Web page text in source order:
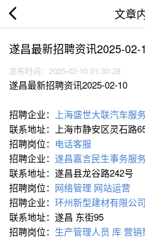
文章
遂昌最新招聘资讯2025-02-
发布时间：2025-02-10 01:30:28
遂昌最新招聘资讯2025-02-10
招聘企业：
上海盛世大联汽车服
联系地址：上海市静安区灵石路
招聘岗位： 电话客服
招聘企业： 遂昌嘉言民生事务服
联系地址：遂昌县龙谷路242号
招聘岗位： 网络管理 网站运营
招聘企业： 环州新型建材有限公司
联系地址：遂昌 东街95
招聘岗位： 生产管理人员 库 营销